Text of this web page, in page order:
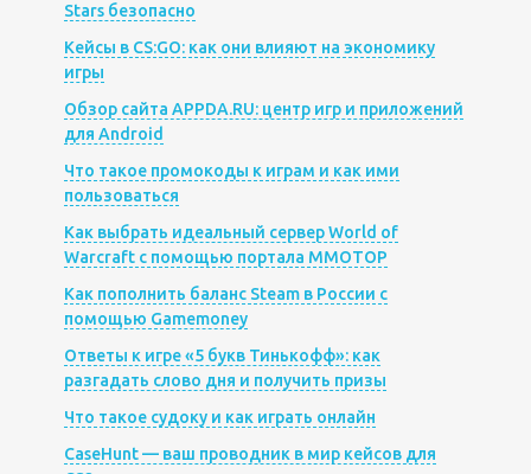
Stars безопасно
Кейсы в CS:GO: как они влияют на экономику
игры
Обзор сайта APPDA.RU: центр игр и приложений
для Android
Что такое промокоды к играм и как ими
пользоваться
Как выбрать идеальный сервер World of
Warcraft с помощью портала MMOTOP
Как пополнить баланс Steam в России с
помощью Gamemoney
Ответы к игре «5 букв Тинькофф»: как
разгадать слово дня и получить призы
Что такое судоку и как играть онлайн
CaseHunt — ваш проводник в мир кейсов для